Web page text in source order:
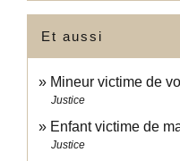
Et aussi
Mineur victime de
Justice
Enfant victime de
Justice